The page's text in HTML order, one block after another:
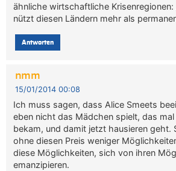
ähnliche wirtschaftliche Krisenregionen:
nützt diesen Ländern mehr als
Antworten
nmm
15/01/2014 00:08
Ich muss sagen, dass Alice Smeets
eben nicht das Mädchen spielt, das mal
bekam, und damit jetzt hausieren geht.
ohne diesen Preis weniger
diese Möglichkeiten, sich von ihren
emanzipieren.